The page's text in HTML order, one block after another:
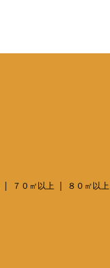
７０㎡以上 ８０㎡以上